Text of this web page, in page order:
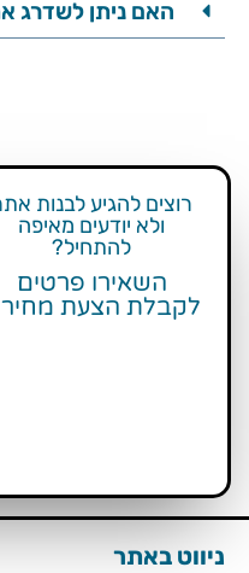
האם ניתן לשדרג
רוצים להגיע לבנות
ולא יודעים מאיפה
להתחיל?
השאירו פרטים
לקבלת הצעת מחיר
ניווט באתר